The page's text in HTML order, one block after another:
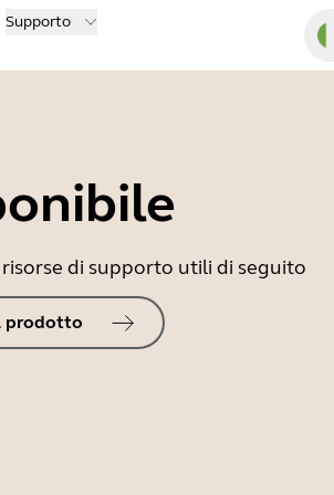
Supporto
di supporto utili di seguito
prodotto